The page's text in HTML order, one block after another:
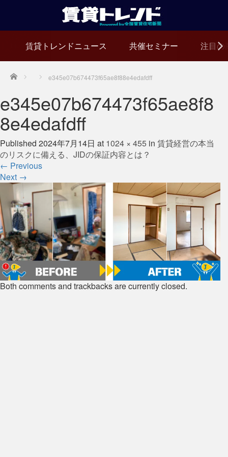
賃貸トレンドニュース 共催セミナー 注目の
Home e345e07b674473f65ae8f88e4edafdff
e345e07b674473f65ae8f8
8e4edafdff
Published 2024年7月14日 at 1024 × 455 in 賃貸経営の本当
のリスクに備える、JIDの保証内容とは？
← Previous
Next →
Both comments and trackbacks are currently closed.